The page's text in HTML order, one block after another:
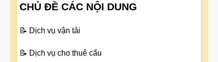
CHỦ ĐỀ CÁC NỘI DUNG
📝 Dịch vụ vận tải
📝 Dịch vụ cho thuê cẩu